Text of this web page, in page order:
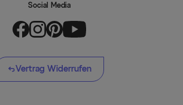
Social Media
Vertrag Widerrufen